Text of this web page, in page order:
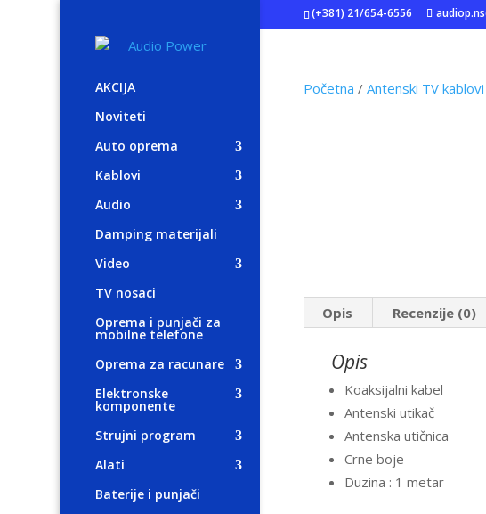
(+381) 21/654-6556
AKCIJA
Noviteti
Auto oprema
Kablovi
Audio
Damping materijali
Video
TV nosaci
Oprema i punjači za
mobilne telefone
Oprema za racunare
Elektronske
komponente
Strujni program
Alati
Baterije i punjači
Početna /Antenski TV kablovi
Opis Recenzije (0)
Opis
Koaksijalni kabel
Antenski utikač
Antenska utičnica
Crne boje
Duzina : 1 metar